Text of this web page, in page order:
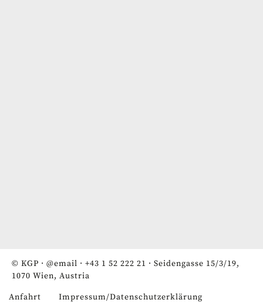
© KGP · @email · +43 1 52 222 21 · Seidengasse 15/3/19,
1070 Wien, Austria
Anfahrt Impressum/Datenschutzerklärung